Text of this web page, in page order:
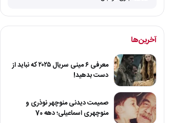
آخرین‌ها
معرفی ۶ مینی سریال ۲۰۲۵ که نباید از
دست بدهید!
صمیمت دیدنی منوچهر نوذری و
منوچهری اسماعیلی؛ دهه 70